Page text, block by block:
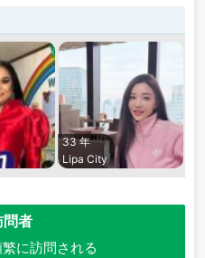
33 年
Lipa City
問者
に訪問される